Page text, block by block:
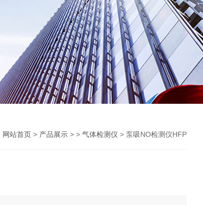
网站首页 > 产品展示 > > 气体检测仪 > 泵吸NO检测仪HFP